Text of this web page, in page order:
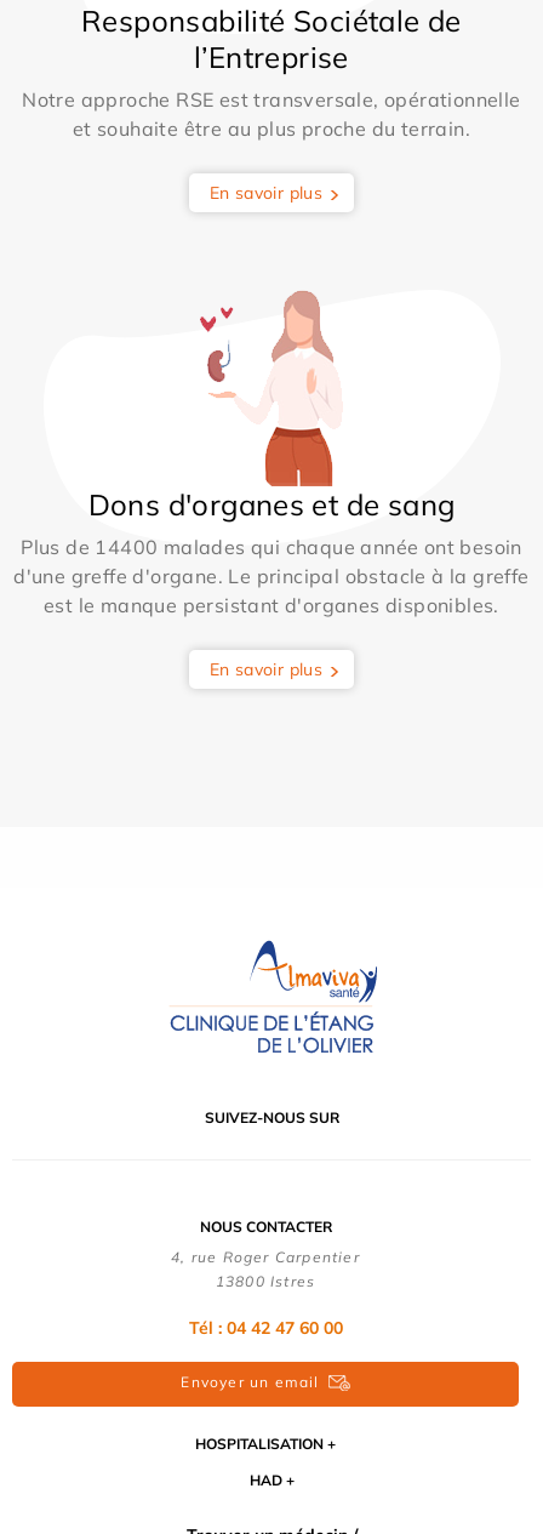
Responsabilité Sociétale de
l’Entreprise
Notre approche RSE est transversale, opérationnelle
et souhaite être au plus proche du terrain.
En savoir plus
Dons d'organes et de sang
Plus de 14400 malades qui chaque année ont besoin
d'une greffe d'organe. Le principal obstacle à la greffe
est le manque persistant d'organes disponibles.
En savoir plus
SUIVEZ-NOUS SUR
NOUS CONTACTER
4, rue Roger Carpentier
13800 Istres
Tél : 04 42 47 60 00
Envoyer un email
HOSPITALISATION
HAD